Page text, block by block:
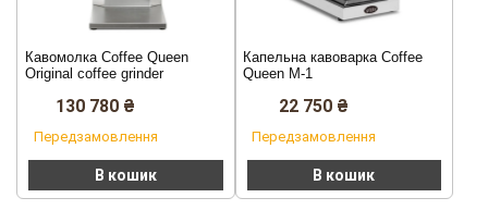
Кавомолка Coffee Queen
Original coffee grinder
130 780 ₴
Передзамовлення
В кошик
Капельна кавоварка Coffee
Queen M-1
22 750 ₴
Передзамовлення
В кошик